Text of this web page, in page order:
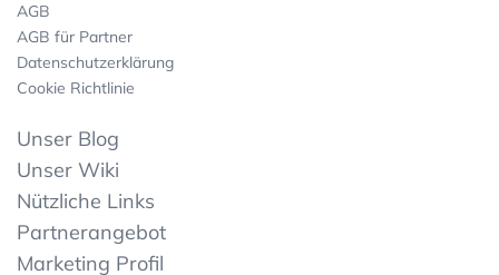
AGB
AGB für Partner
Datenschutzerklärung
Cookie Richtlinie
Unser Blog
Unser Wiki
Nützliche Links
Partnerangebot
Marketing Profil